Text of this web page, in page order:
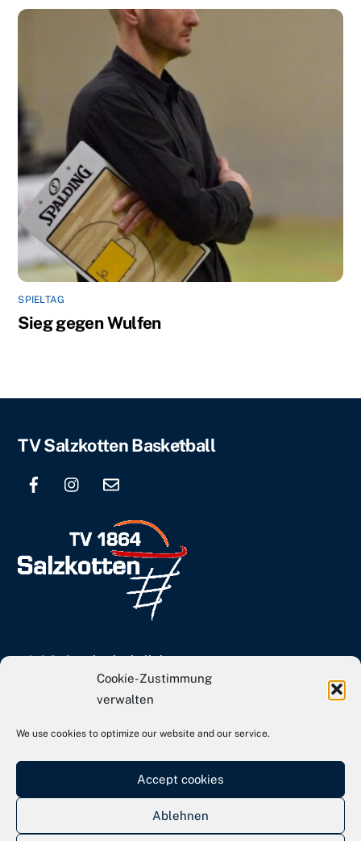
Cookie-Zustimmung
verwalten
We use cookies to optimize our website and our service.
Accept cookies
Ablehnen
SPIELTAG
Sieg gegen Wulfen
Back
TV Salzkotten Basketball
info[at]tvs-basketball.de
Webseite TVS Gesamtverein
Kontakt